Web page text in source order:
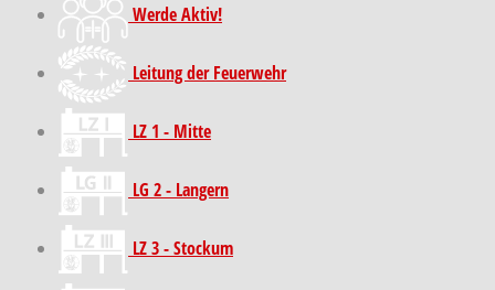
Werde Aktiv!
Leitung der Feuerwehr
LZ 1 - Mitte
LG 2 - Langern
LZ 3 - Stockum